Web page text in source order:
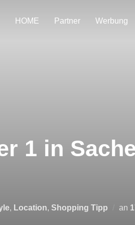
HOME Partner Werbung
1 in
, Location, Shopping Tipp an